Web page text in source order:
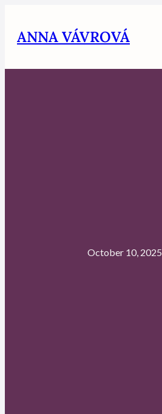
content
ANNA VÁVROVÁ
October 10, 2025